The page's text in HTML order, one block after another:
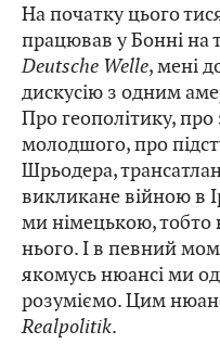
На початку цього
працював у Бонні на
Deutsche Welle, мені
дискусію з одним
Про геополітику,
молодшого, про
Шрьодера,
викликане війною в
ми німецькою, тобто
нього. І в певний
якомусь нюансі ми
розуміємо. Цим
Realpolitik.